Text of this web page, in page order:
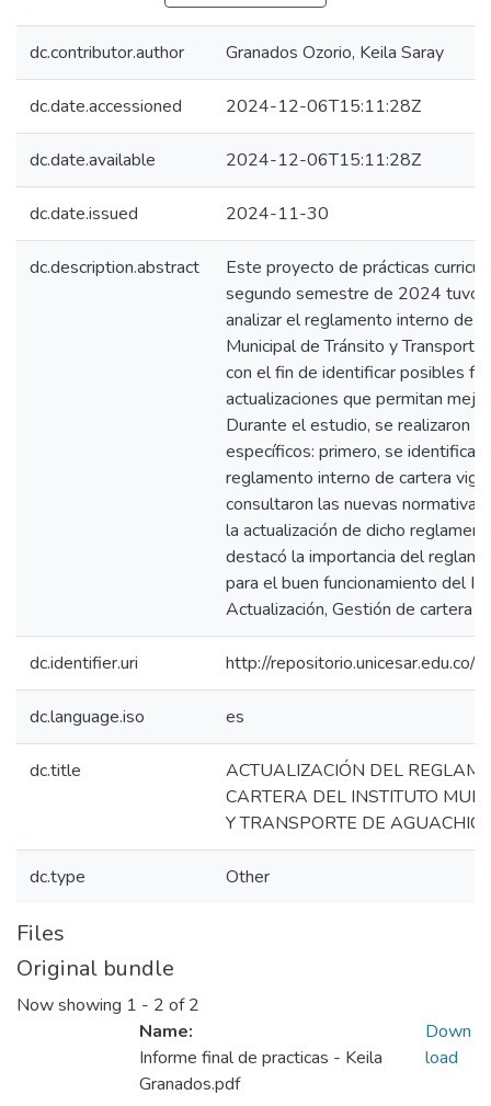
dc.contributor.author Granados Ozorio, Keila Saray
dc.date.accessioned 2024-12-06T15:11:28Z
dc.date.available 2024-12-06T15:11:28Z
dc.date.issued 2024-11-30
dc.description.abstract
Este proyecto de prácticas
segundo semestre de 2024 tuvo
analizar el reglamento interno de
Municipal de Tránsito y
con el fin de identificar posibles
actualizaciones que permitan
Durante el estudio, se realizaron
específicos: primero, se
reglamento interno de cartera
consultaron las nuevas
la actualización de dicho
destacó la importancia del
para el buen funcionamiento del
Actualización, Gestión de cartera
dc.identifier.uri http://
dc.language.iso es
dc.title
ACTUALIZACIÓN DEL
CARTERA DEL INSTITUTO
Y TRANSPORTE DE
dc.type Other
Files
Original bundle
Now showing 1 - 2 of 2
Name:
Informe final de practicas - Keila
Granados.pdf
Down
load